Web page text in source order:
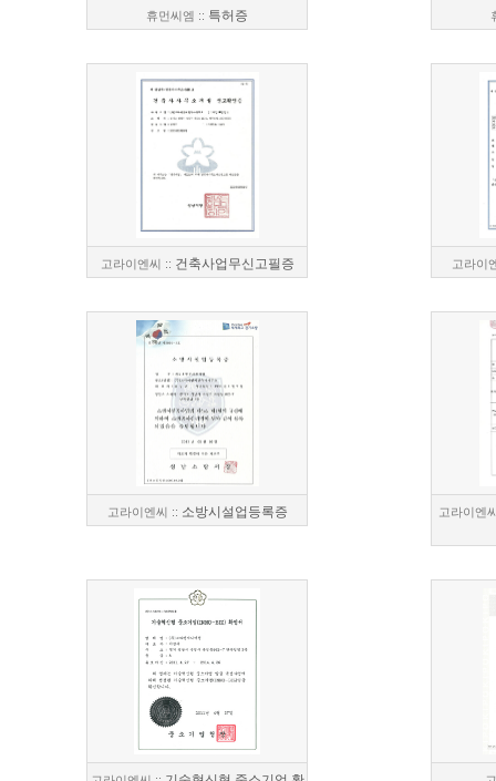
휴먼씨엠 :: 특허증
고라이엔씨 :: 건축사업무신고필증 고라이
고라이엔씨 :: 소방시설업등록증 고라이엔